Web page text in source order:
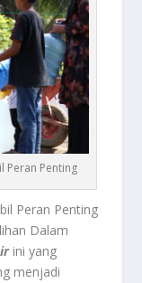
Peran Penting
Peran Penting
Dalam
ini yang
menjadi